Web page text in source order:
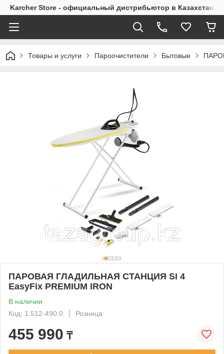
Karcher Store - официальный дистрибьютор в Казахстане
Товары и услуги Пароочистители Бытовые
ПАРОВАЯ ГЛАДИЛЬНАЯ СТАНЦИЯ SI 4
EasyFix PREMIUM IRON
В наличии
Код: 1.512-490.0
Розница
455 990 ₸